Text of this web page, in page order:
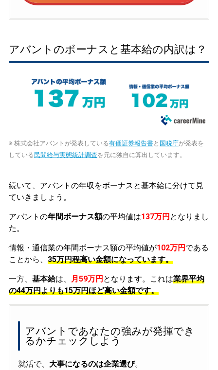
アバントのボーナスと基本給の内訳は？
※ 株式会社アバントが発表している有価証券報告書と 国税庁が発表を
している 民間給与実態統計調査を元に独自に算出しています。
続いて、アバントの年収をボーナスと基本給に分けて見
ていきましょう。
アバントの年間ボーナス額の平均値は137万円 となりまし
た。
情報・通信業の年間ボーナス額の平均値が102万円 である
ことから、 35万円程高い金額になっています。
一方、 基本給は、 月59万円 となります。これは業界平均
の44万円よりも15万円ほど高い金額です。
アバントであなたの強みが発揮でき
るかチェックしよう
就活で、 大事になるのは企業選び。